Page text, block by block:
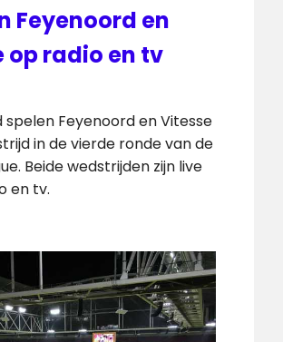
Feyenoord en
op radio en tv
Feyenoord en Vitesse
in de vierde ronde van de
Beide wedstrijden zijn live
en tv.